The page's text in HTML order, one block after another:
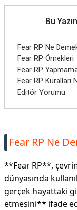
Bu
Fear RP Ne
Fear RP Örnekleri
Fear RP
Fear RP Kuralları
Editör Yorumu
Fear RP Ne
**Fear RP**,
dünyasında
gerçek hayattaki
etmesini** ifade